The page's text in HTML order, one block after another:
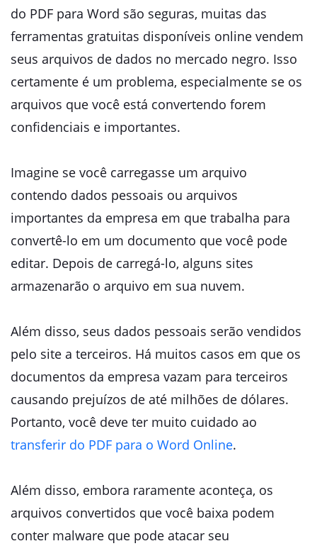
do PDF para Word são seguras, muitas das
ferramentas gratuitas disponíveis online vendem
seus arquivos de dados no mercado negro. Isso
certamente é um problema, especialmente se os
arquivos que você está convertendo forem
confidenciais e importantes.
Imagine se você carregasse um arquivo
contendo dados pessoais ou arquivos
importantes da empresa em que trabalha para
convertê-lo em um documento que você pode
editar. Depois de carregá-lo, alguns sites
armazenarão o arquivo em sua nuvem.
Além disso, seus dados pessoais serão vendidos
pelo site a terceiros. Há muitos casos em que os
documentos da empresa vazam para terceiros
causando prejuízos de até milhões de dólares.
Portanto, você deve ter muito cuidado ao
transferir do PDF para o Word Online.
Além disso, embora raramente aconteça, os
arquivos convertidos que você baixa podem
conter malware que pode atacar seu